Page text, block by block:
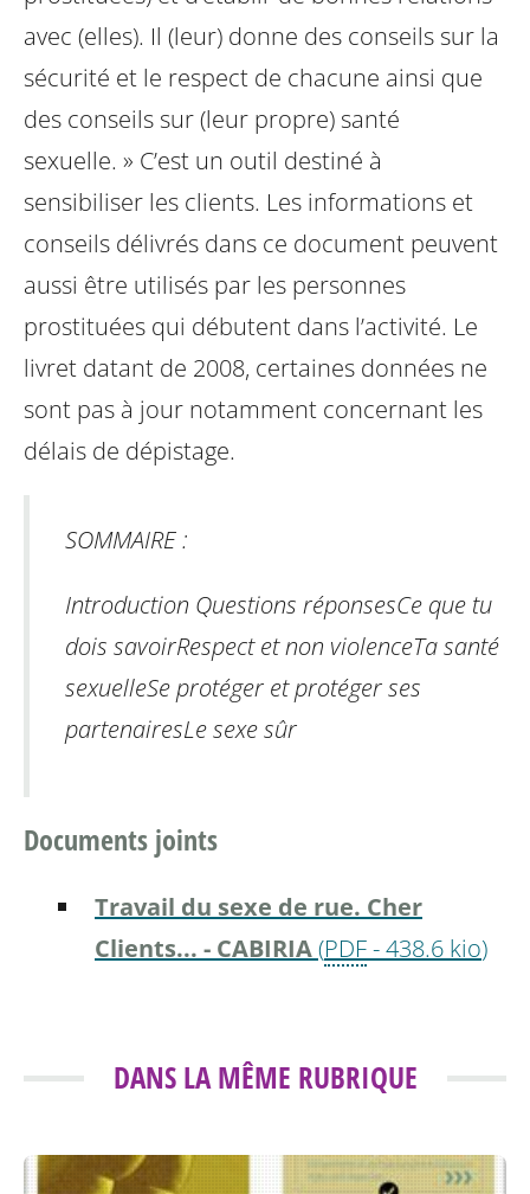
avec (elles). Il (leur) donne des conseils sur la
sécurité et le respect de chacune ainsi que
des conseils sur (leur propre) santé
sexuelle. » C’est un outil destiné à
sensibiliser les clients. Les informations et
conseils délivrés dans ce document peuvent
aussi être utilisés par les personnes
prostituées qui débutent dans l’activité. Le
livret datant de 2008, certaines données ne
sont pas à jour notamment concernant les
délais de dépistage.
SOMMAIRE :
Introduction Questions réponsesCe que tu
dois savoirRespect et non violenceTa santé
sexuelleSe protéger et protéger ses
partenairesLe sexe sûr
Documents joints
Travail du sexe de rue. Cher
Clients... - CABIRIA(PDF-438.6 kio)
DANS LA MÊME RUBRIQUE